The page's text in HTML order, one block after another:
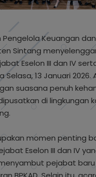
Pengelola Keuangan
Sintang
Eselon III dan IV
Selasa, 13 Januari 2026.
suasana penuh
di lingkungan
momen penting
Eselon III dan IV
pejabat